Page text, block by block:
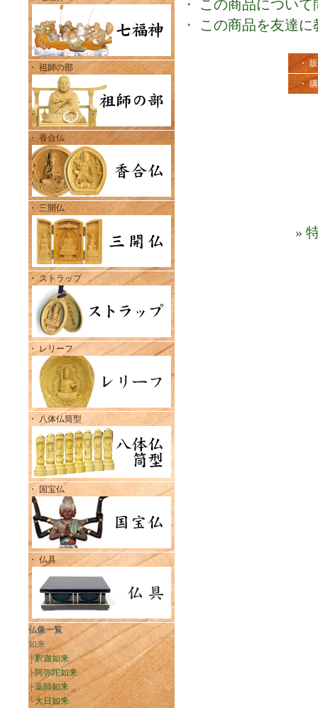
・ 祖師の部
・ 香合仏
・ 三開仏
・ ストラップ
・ レリーフ
・ 八体仏筒型
・ 国宝仏
・ 仏具
仏像一覧
如来
├釈迦如来
├阿弥陀如来
├薬師如来
└大日如来
・ この商品につい
・ この商品を友達に
・
・
»